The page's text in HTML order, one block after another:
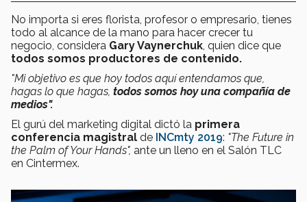
No importa si eres florista, profesor o empresario, tienes
todo al alcance de la mano para hacer crecer tu
negocio, considera Gary Vaynerchuk , quien dice que
todos somos productores de contenido.
"Mi objetivo es que hoy todos aquí entendamos que,
hagas lo que hagas, todos somos hoy una compañía de
medios".
El gurú del marketing digital dictó la primera
conferencia magistral de INCmty 2019: "The Future in
the Palm of Your Hands", ante un lleno en el Salón TLC
en Cintermex.